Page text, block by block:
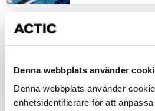
Denna webbplats använder
Denna webbplats använder
enhetsidentifierare för att
förkunskaper